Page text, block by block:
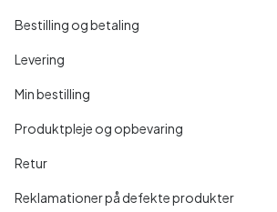
Bestilling og betaling
Levering
Min bestilling
Produktpleje og opbevaring
Retur
Reklamationer på defekte produkter